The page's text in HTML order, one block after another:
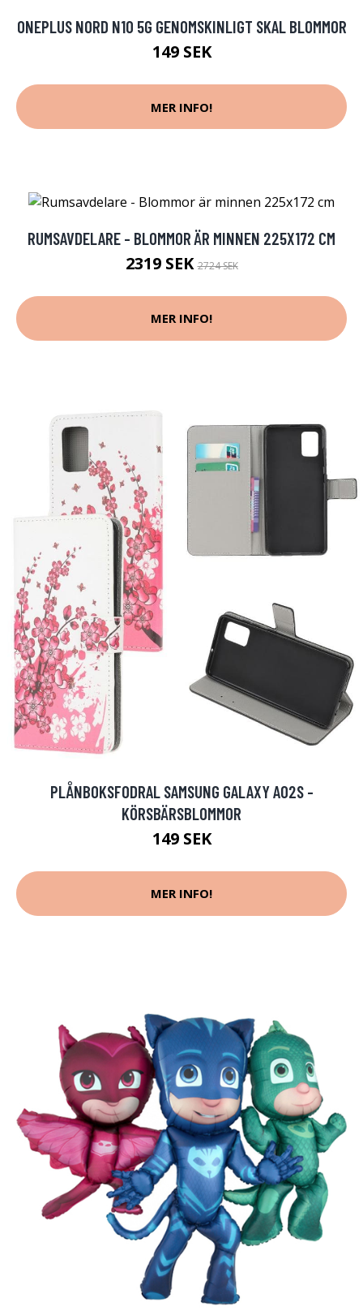
ONEPLUS NORD N10 5G GENOMSKINLIGT SKAL BLOMMOR
149 SEK
MER INFO!
RUMSAVDELARE - BLOMMOR ÄR MINNEN 225X172 CM
2319 SEK2724 SEK
MER INFO!
PLÅNBOKSFODRAL SAMSUNG GALAXY A02S -
KÖRSBÄRSBLOMMOR
149 SEK
MER INFO!